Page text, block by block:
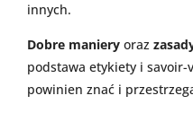
innych.
Dobre maniery oraz
podstawa etykiety i savoir-
powinien znać i